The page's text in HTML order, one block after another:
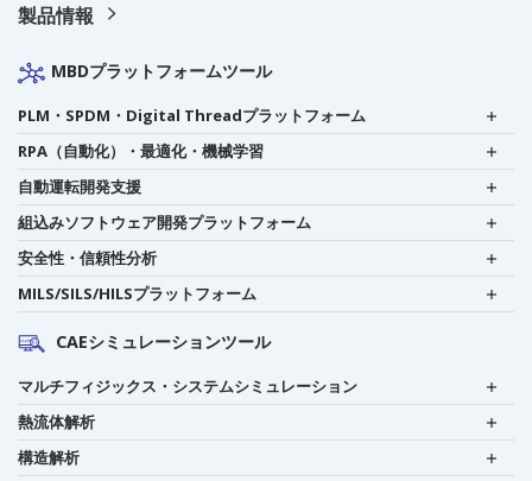
製品情報
MBDプラットフォームツール
PLM・SPDM・Digital Threadプラットフォーム
RPA（自動化）・最適化・機械学習
自動運転開発支援
組込みソフトウェア開発プラットフォーム
安全性・信頼性分析
MILS/SILS/HILSプラットフォーム
CAEシミュレーションツール
マルチフィジックス・システムシミュレーション
熱流体解析
構造解析